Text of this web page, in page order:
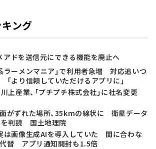
ング
アドを送信元にできる機能を廃止へ
ラーメンマニア」で利用者急増 対応追いつ
より信頼していただけるアプリに」
川上産業、「プチプチ株式会社」に社名変更
がずれた場所、35kmの線状に 衛星データ
を判読 国土地理院
は画像生成AIを導入していた 間に合わな
替 アプリ通知開封も1.5倍